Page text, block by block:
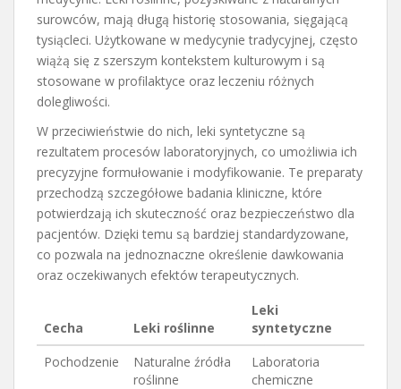
surowców, mają długą historię stosowania, sięgającą
tysiącleci. Użytkowane w medycynie tradycyjnej, często
wiążą się z szerszym kontekstem kulturowym i są
stosowane w profilaktyce oraz leczeniu różnych
dolegliwości.
W przeciwieństwie do nich, leki syntetyczne są
rezultatem procesów laboratoryjnych, co umożliwia ich
precyzyjne formułowanie i modyfikowanie. Te preparaty
przechodzą szczegółowe badania kliniczne, które
potwierdzają ich skuteczność oraz bezpieczeństwo dla
pacjentów. Dzięki temu są bardziej standardyzowane,
co pozwala na jednoznaczne określenie dawkowania
oraz oczekiwanych efektów terapeutycznych.
Cecha Leki roślinne
Leki
syntetyczne
Pochodzenie
Naturalne źródła
roślinne
Laboratoria
chemiczne